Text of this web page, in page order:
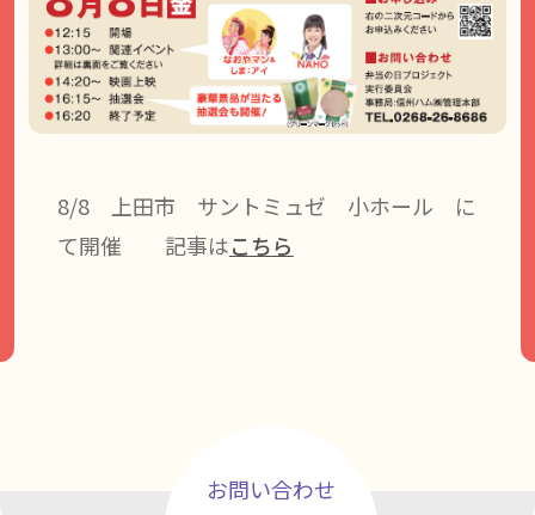
8/8 上田市 サントミュゼ 小ホール に
て開催 記事はこちら
お問い合わせ